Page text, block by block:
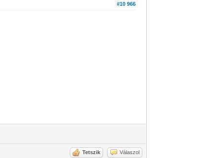
#10 966
Tetszik Válaszol